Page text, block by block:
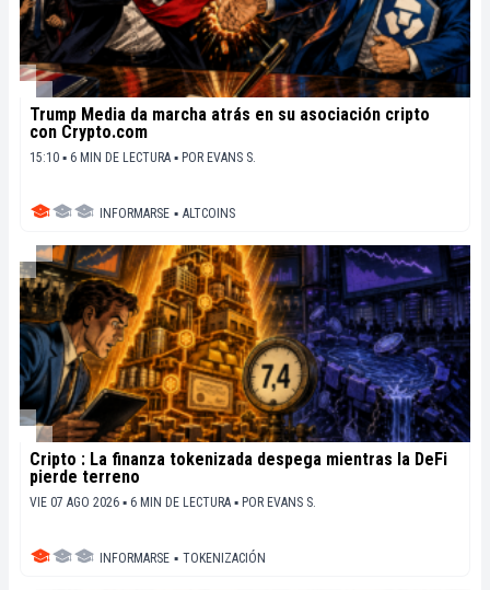
Trump Media da marcha atrás en su asociación cripto
con Crypto.com
15:10 ▪ 6 MIN DE LECTURA ▪ POR EVANS S.
INFORMARSE ▪ ALTCOINS
Cripto : La finanza tokenizada despega mientras la DeFi
pierde terreno
VIE 07 AGO 2026 ▪ 6 MIN DE LECTURA ▪ POR EVANS S.
INFORMARSE ▪ TOKENIZACIÓN